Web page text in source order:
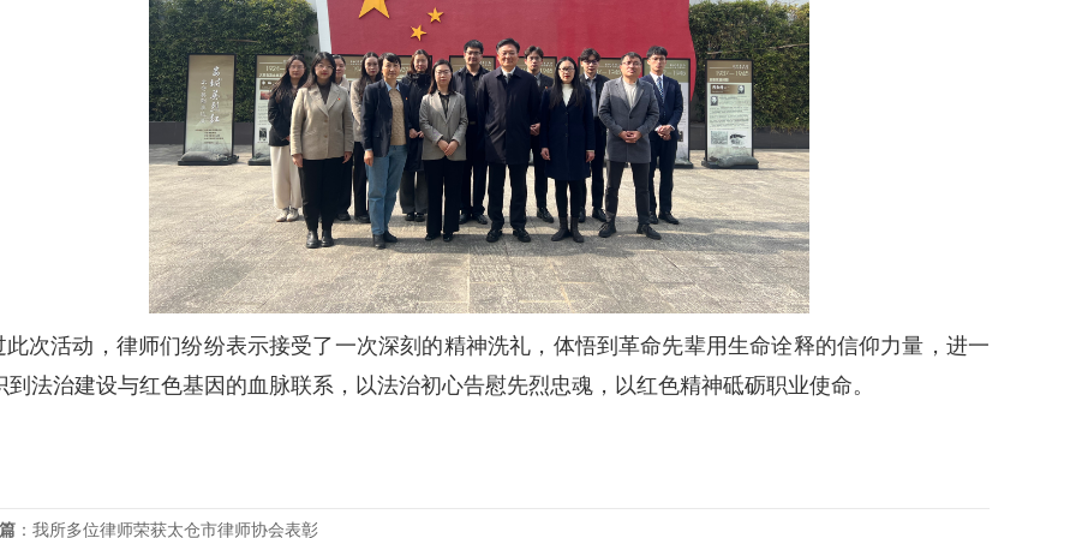
次活动，律师们纷纷表示接受了一次深刻的精神洗礼，体悟到革命先辈用生命诠释的信仰力量，进一
到法治建设与红色基因的血脉联系，以法治初心告慰先烈忠魂，以红色精神砥砺职业使命。
： 我所多位律师荣获太仓市律师协会表彰